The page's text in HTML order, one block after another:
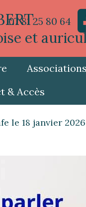
07 81 25 80 64
et
& Accès
le 18 janvier 2026